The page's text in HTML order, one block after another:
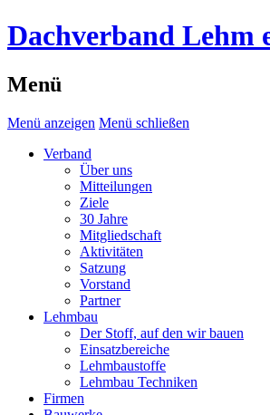
Dachverband Lehm
Menü
Menü anzeigen Menü schließen
Verband
Über uns
Mitteilungen
Ziele
30 Jahre
Mitgliedschaft
Aktivitäten
Satzung
Vorstand
Partner
Lehmbau
Der Stoff, auf den wir bauen
Einsatzbereiche
Lehmbaustoffe
Lehmbau Techniken
Firmen